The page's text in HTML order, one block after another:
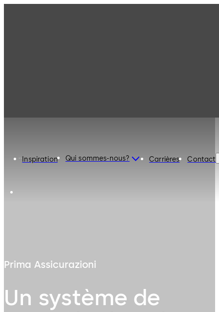
Inspiration Qui sommes-nous? Carrières Contact
Prima Assicurazioni
Un système de